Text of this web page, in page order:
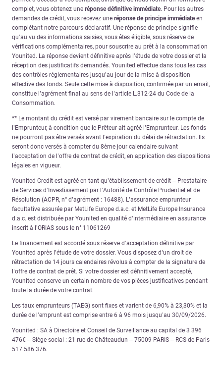
complet, vous obtenez une réponse définitive immédiate. Pour les autres
demandes de crédit, vous recevez une réponse de principe immédiateen
complétant notre parcours déclaratif. Une réponse de principe signifie
qu’au vu des informations saisies, vous êtes éligible, sous réserve de
vérifications complémentaires, pour souscrire au prêt à la consommation
Younited. La réponse devient définitive après l’étude de votre dossier et la
réception des justificatifs demandés. Younited effectue dans tous les cas
des contrôles réglementaires jusqu’au jour de la mise à disposition
effective des fonds. Seule cette mise à disposition, confirmée par un email,
constitue l’agrément final au sens de l’article L.312-24 du Code de la
Consommation.
** Le montant du crédit est versé par virement bancaire sur le compte de
l’Emprunteur, à condition que le Prêteur ait agréé l’Emprunteur. Les fonds
ne pourront pas être versés avant l’expiration du délai de rétractation. Ils
seront donc versés à compter du 8ème jour calendaire suivant
l’acceptation de l’offre de contrat de crédit, en application des dispositions
légales en vigueur.
Younited Credit est agréé en tant qu’établissement de crédit – Prestataire
de Services d’Investissement par l’Autorité de Contrôle Prudentiel et de
Résolution (ACPR, n° d’agrément : 16488). L’assurance emprunteur
facultative assurée par MetLife Europe d.a.c. et MetLife Europe Insurance
d.a.c. est distribuée par Younited en qualité d’intermédiaire en assurance
inscrit à l’ORIAS sous le n° 11061269
Le financement est accordé sous réserve d’acceptation définitive par
Younited après l’étude de votre dossier. Vous disposez d’un droit de
rétractation de 14 jours calendaires révolus à compter de la signature de
l’offre de contrat de prêt. Si votre dossier est définitivement accepté,
Younited conserve un certain nombre de vos pièces justificatives pendant
toute la durée de votre contrat.
Les taux emprunteurs (TAEG) sont fixes et varient de 6,90% à 23,30% et la
durée de l’emprunt est comprise entre 6 à 96 mois jusqu’au 30/09/2026.
Younited : SA à Directoire et Conseil de Surveillance au capital de 3 396
476€ – Siège social : 21 rue de Châteaudun – 75009 PARIS – RCS de Paris
517 586 376.